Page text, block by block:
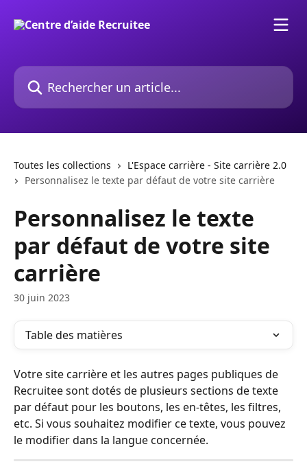
Rechercher un article...
Toutes les collections
L'Espace carrière - Site carrière 2.0
Personnalisez le texte par défaut de votre site carrière
Personnalisez le texte
par défaut de votre site
carrière
30 juin 2023
Table des matières
Votre site carrière et les autres pages publiques de
Recruitee sont dotés de plusieurs sections de texte
par défaut pour les boutons, les en-têtes, les filtres,
etc. Si vous souhaitez modifier ce texte, vous pouvez
le modifier dans la langue concernée.